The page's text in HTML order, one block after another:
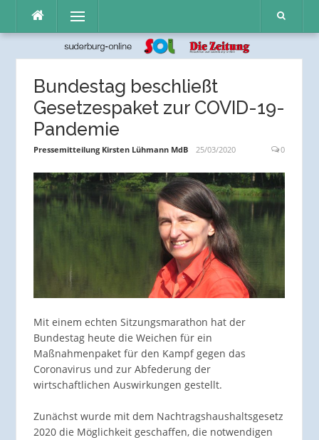
Inhalt
Menü
Bundestag beschließt
Gesetzespaket zur COVID-19-
Pandemie
Pressemitteilung Kirsten Lühmann MdB 25/03/2020 0
Mit einem echten Sitzungsmarathon hat der
Bundestag heute die Weichen für ein
Maßnahmenpaket für den Kampf gegen das
Coronavirus und zur Abfederung der
wirtschaftlichen Auswirkungen gestellt.
Zunächst wurde mit dem Nachtragshaushaltsgesetz
2020 die Möglichkeit geschaffen, die notwendigen